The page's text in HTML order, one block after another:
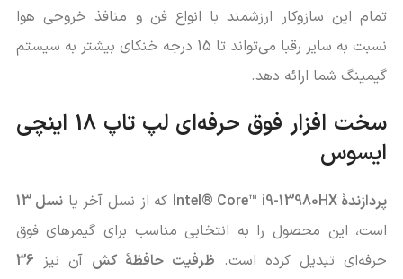
تمام این سازوکار ارزشمند با انواع فن و منافذ خروجی هوا
نسبت به سایر رقبا می‌تواند تا 15 درجه خنکای بیشتر به سیستم
گیمینگ شما ارائه دهد.
سخت افزار فوق حرفه‌ای لپ تاپ 18 اینچی
ایسوس
پردازندۀ Intel® Core™ i9-13980HX که از نسل آخر یا نسل 13
است، این محصول را به انتخابی مناسب برای گیمرهای فوق
حرفه‌ای تبدیل کرده است. ظرفیت حافظۀ کش آن نیز 36